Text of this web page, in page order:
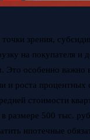
зрения,
на покупателя и
Это особенно важно
и роста процентных
стоимости
размере 500 тыс.
ипотечные